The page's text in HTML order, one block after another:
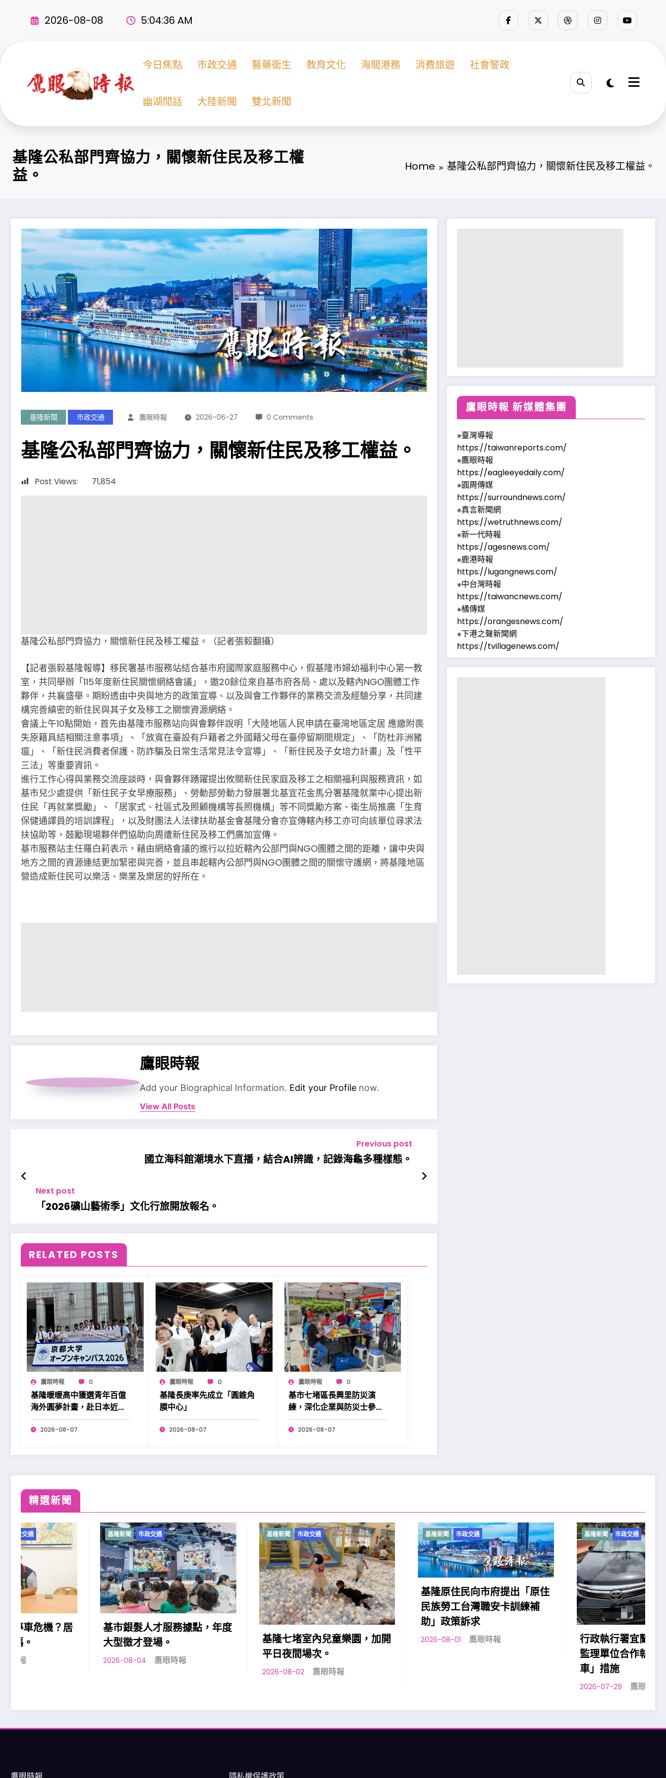
2026-08-08 5:04:38 AM
今日焦點 市政交通 醫藥衛生 教育文化 海關港務 消費旅遊 社會警政
幽湖閒話 大陸新聞 雙北新聞
基隆公私部門齊協力，關懷新住民及移工權
益。
Home 基隆公私部門齊協力，關懷新住民及移工權益。
基隆新聞 市政交通 鷹眼時報 2026-06-27 0 Comments
基隆公私部門齊協力，關懷新住民及移工權益。
Post Views: 71,854
基隆公私部門齊協力，關懷新住民及移工權益。（記者張毅翻攝）
【記者張毅基隆報導】移民署基市服務站結合基市府國際家庭服務中心，假基隆市婦幼福利中心第一教
室，共同舉辦「115年度新住民關懷網絡會議」，邀20餘位來自基市府各局、處以及轄內NGO團體工作
夥伴，共襄盛舉。期盼透由中央與地方的政策宣導、以及與會工作夥伴的業務交流及經驗分享，共同建
構完善縝密的新住民與其子女及移工之關懷資源網絡。
會議上午10點開始，首先由基隆市服務站向與會夥伴說明「大陸地區人民申請在臺灣地區定居 應繳附喪
失原籍具結相關注意事項」、「放寬在臺設有戶籍者之外國籍父母在臺停留期間規定」、「防杜非洲豬
瘟」、「新住民消費者保護、防詐騙及日常生活常見法令宣導」、「新住民及子女培力計畫」及「性平
三法」等重要資訊。
進行工作心得與業務交流座談時，與會夥伴踴躍提出攸關新住民家庭及移工之相關福利與服務資訊，如
基市兒少處提供「新住民子女早療服務」、勞動部勞動力發展署北基宜花金馬分署基隆就業中心提出新
住民「再就業獎勵」、「居家式、社區式及照顧機構等長照機構」等不同獎勵方案、衛生局推廣「生育
保健通譯員的培訓課程」，以及財團法人法律扶助基金會基隆分會亦宣傳轄內移工亦可向該單位尋求法
扶協助等，鼓勵現場夥伴們協助向周遭新住民及移工們廣加宣傳。
基市服務站主任羅白莉表示，藉由網絡會議的進行以拉近轄內公部門與NGO團體之間的距離，讓中央與
地方之間的資源連結更加緊密與完善，並且串起轄內公部門與NGO團體之間的關懷守護網，將基隆地區
營造成新住民可以樂活、樂業及樂居的好所在。
鷹眼時報
Add your Biographical Information. Edit your Profile now.
View All Posts
Previous post
國立海科館潮境水下直播，結合AI辨識，記錄海龜多種樣態。
Next post
「2026礦山藝術季」文化行旅開放報名。
RELATED POSTS
鷹眼時報 0
基隆暖暖高中獲選青年百億
海外圓夢計畫，赴日本近畿
展開學習。
2026-08-07
鷹眼時報 0
基隆長庚率先成立「圓錐角
膜中心」
2026-08-07
鷹眼時報 0
基市七堵區長興里防災演
練，深化企業與防災士參與
更添韌性。
2026-08-07
鷹眼時報 新媒體集團
※臺灣導報
https://taiwanreports.com/
※鷹眼時報
https://eagleeyedaily.com/
※圓周傳媒
https://surroundnews.com/
※真言新聞網
https://wetruthnews.com/
※新一代時報
https://agesnews.com/
※鹿港時報
https://lugangnews.com/
※中台灣時報
https://taiwancnews.com/
※橘傳媒
https://orangesnews.com/
※下港之聲新聞網
https://tvillagenews.com/
精選新聞
基隆新聞 市政交通
基市銀髮人才服務據點，年度
大型徵才登場。
2026-08-04 鷹眼時報
基隆新聞 市政交通
基隆七堵室內兒童樂園，加開
平日夜間場次。
鷹眼時報
基隆新聞 市政交通
基隆原住民向市府提出「原住
民族勞工台灣職安卡訓練補
助」政策訴求
2026-08-01 鷹眼時報
基隆新聞 市政交通
行政執行署宜蘭分署與各交通
監理單位合作執行「智慧扣
鷹眼時報